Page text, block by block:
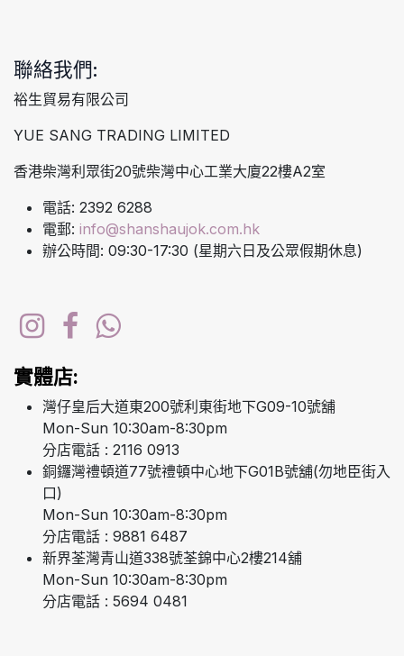
聯絡我們:
裕生貿易有限公司
YUE SANG TRADING LIMITED
香港柴灣利眾街20號柴灣中心工業大廈22樓A2室
電話: 2392 6288
電郵: info@shanshaujok.com.hk
辦公時間: 09:30-17:30 (星期六日及公眾假期休息)
實體店:
灣仔皇后大道東200號利東街地下G09-10號舖
Mon-Sun 10:30am-8:30pm
分店電話 : 2116 0913
銅鑼灣禮頓道77號禮頓中心地下G01B號舖(勿地臣街入
口)
Mon-Sun 10:30am-8:30pm
分店電話 : 9881 6487
新界荃灣青山道338號荃錦中心2樓214舖
Mon-Sun 10:30am-8:30pm
分店電話 : 5694 0481